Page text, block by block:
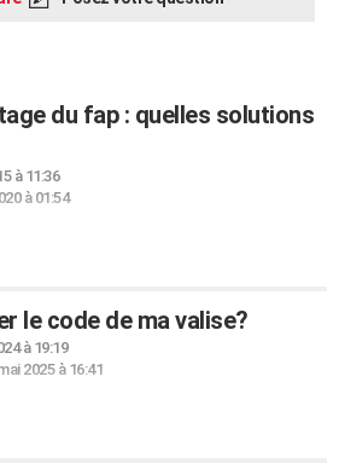
du fap : quelles solutions
à 11:36
à 01:54
le code de ma valise?
à 19:19
2025 à 16:41